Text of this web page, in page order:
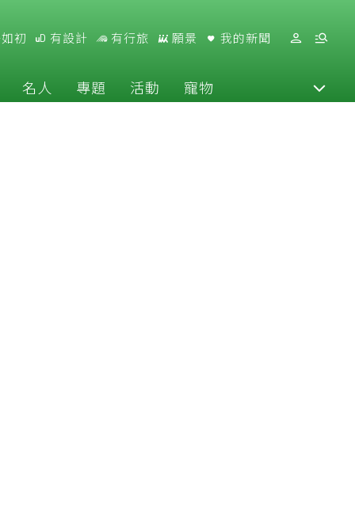
初 有設計 有行旅 願景 我的新聞
名人 專題 活動 寵物